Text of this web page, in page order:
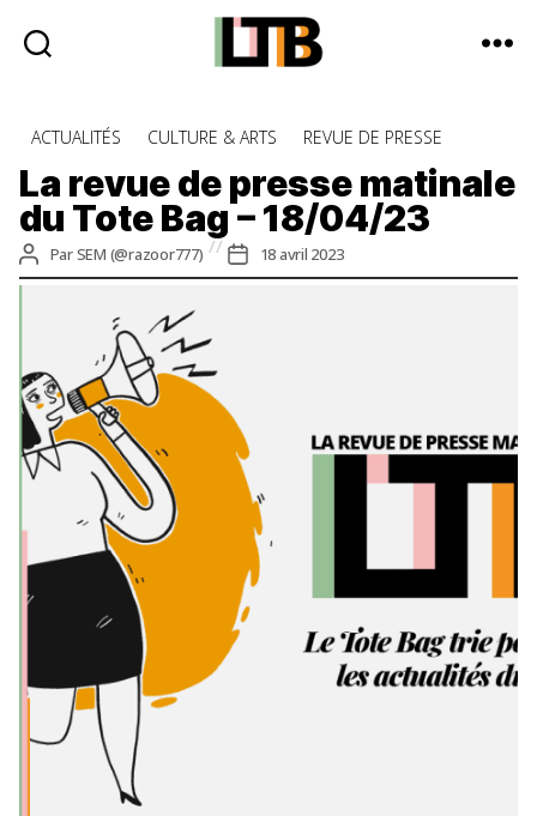
Bag
-
Média
d'information
quotidienne
Catégories
ACTUALITÉS CULTURE & ARTS REVUE DE PRESSE
La revue de presse matinale
du Tote Bag – 18/04/23
Auteur
de
ParSEM (@razoor777)
Date
de
18 avril 2023